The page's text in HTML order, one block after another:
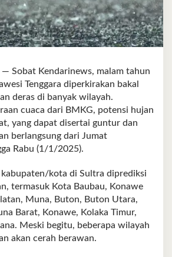
— Sobat Kendarinews, malam tahun
Tenggara diperkirakan bakal
deras di banyak wilayah.
cuaca dari BMKG, potensi hujan
yang dapat disertai guntur dan
berlangsung dari Jumat
Rabu (1/1/2025).
kota di Sultra diprediksi
termasuk Kota Baubau, Konawe
Muna, Buton, Buton Utara,
Barat, Konawe, Kolaka Timur,
Meski begitu, beberapa wilayah
akan cerah berawan.